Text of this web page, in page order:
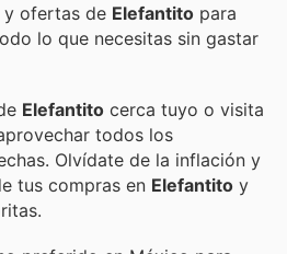
y ofertas de Elefantito para
lo que necesitas sin gastar
Elefantito cerca tuyo o visita
todos los
Olvídate de la inflación y
tus compras en Elefantito y